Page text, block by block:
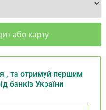
або карту
, та отримуй першим
банків України